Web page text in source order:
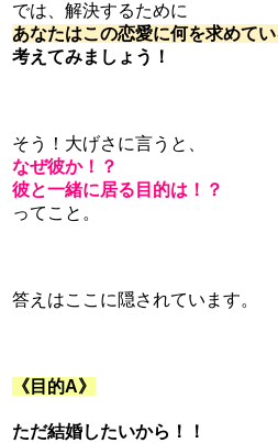
では、解決するために
あなたはこの恋愛に何を求めて
考えてみましょう！
そう！大げさに言うと、
なぜ彼か！？
彼と一緒に居る目的は！？
ってこと。
答えはここに隠されています。
《目的A》
ただ結婚したいから！！